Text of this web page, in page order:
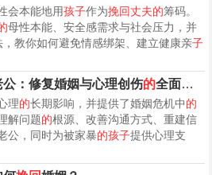
会本能地用孩子作为挽回丈夫的筹码。
母性本能、安全感需求与社会压力，并
，教你如何避免情感绑架、建立健康亲子
公：修复婚姻与心理创伤的全面指南
理的长期影响，并提供了婚姻危机中的
解问题的根源、改善沟通方式、重建信
公，同时为被家暴的孩子提供心理支